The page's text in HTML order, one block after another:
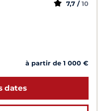
7,7 / 10
à partir de 1 000 €
dates